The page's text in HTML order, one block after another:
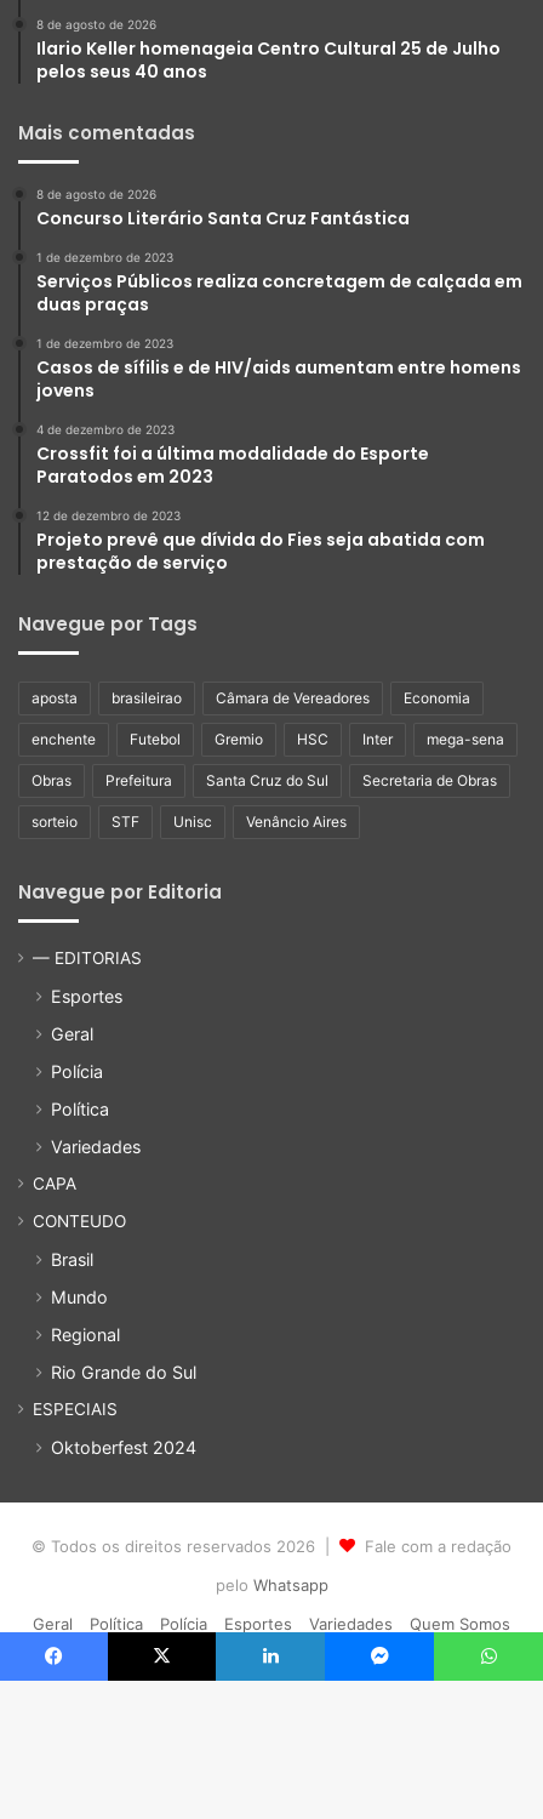
8 de agosto de 2026
Ilario Keller homenageia Centro Cultural 25 de Julho
pelos seus 40 anos
Mais comentadas
8 de agosto de 2026
Concurso Literário Santa Cruz Fantástica
1 de dezembro de 2023
Serviços Públicos realiza concretagem de calçada em
duas praças
1 de dezembro de 2023
Casos de sífilis e de HIV/aids aumentam entre homens
jovens
4 de dezembro de 2023
Crossfit foi a última modalidade do Esporte
Paratodos em 2023
12 de dezembro de 2023
Projeto prevê que dívida do Fies seja abatida com
prestação de serviço
Navegue por Tags
aposta brasileirao Câmara de Vereadores Economia
enchente Futebol Gremio HSC Inter mega-sena
Obras Prefeitura Santa Cruz do Sul Secretaria de Obras
sorteio STF Unisc Venâncio Aires
Navegue por Editoria
— EDITORIAS
Esportes
Geral
Polícia
Política
Variedades
CAPA
CONTEUDO
Brasil
Mundo
Regional
Rio Grande do Sul
ESPECIAIS
Oktoberfest 2024
© Todos os direitos reservados 2026 |
Fale com a redação
pelo Whatsapp
Geral
Política Polícia Esportes Variedades
Quem Somos
Política de privacidade
Acesso
Facebook X Linkedin Messenger WhatsApp